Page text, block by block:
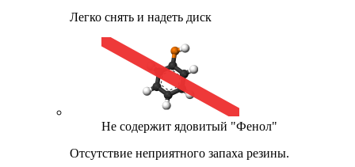
Легко снять и надеть диск
Не содержит ядовитый "Фенол"
Отсутствие неприятного запаха резины.